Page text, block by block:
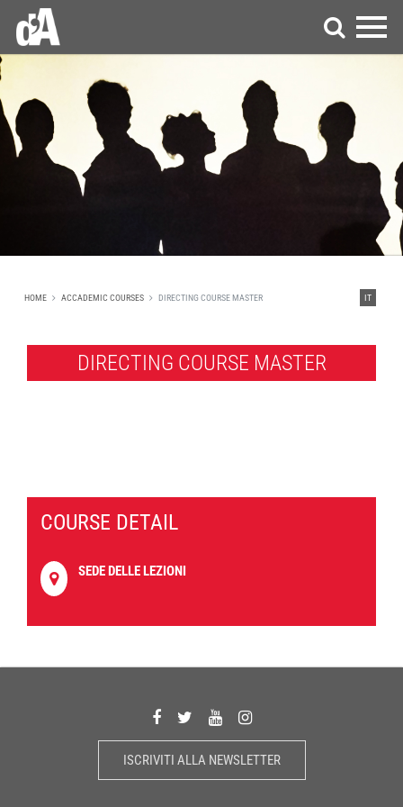
HOME ACCADEMIC COURSES DIRECTING COURSE MASTER IT
DIRECTING COURSE MASTER
COURSE DETAIL
SEDE DELLE LEZIONI
ISCRIVITI ALLA NEWSLETTER